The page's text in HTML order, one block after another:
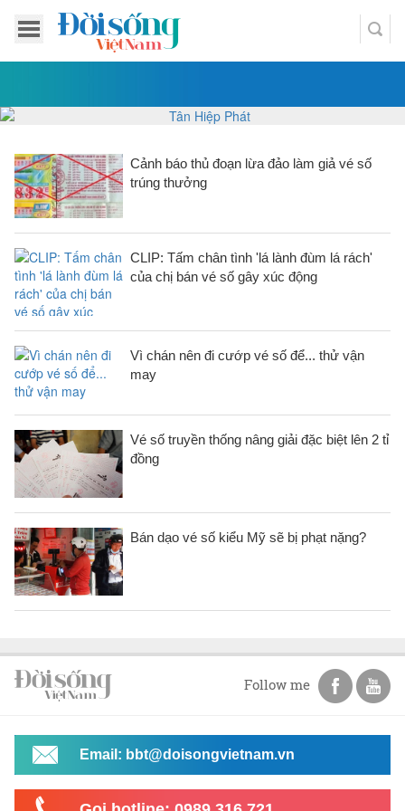
Cảnh báo thủ đoạn lừa đảo làm giả vé số
trúng thưởng
CLIP: Tấm chân tình 'lá lành đùm lá rách'
của chị bán vé số gây xúc động
Vì chán nên đi cướp vé số để... thử vận
may
​Vé số truyền thống nâng giải đặc biệt lên 2 tỉ
đồng
Bán dạo vé số kiểu Mỹ sẽ bị phạt nặng?
Follow me
Email: bbt@doisongvietnam.vn